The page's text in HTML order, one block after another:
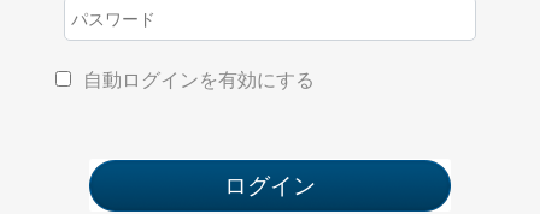
自動ログインを有効にする